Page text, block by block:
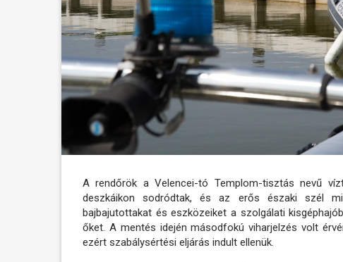
A rendőrök a Velencei-tó Templom-tisztás nevű
deszkáikon sodródtak, és az erős északi szél
bajbajutottakat és eszközeiket a szolgálati
őket. A mentés idején másodfokú viharjelzés volt
ezért szabálysértési eljárás indult ellenük.